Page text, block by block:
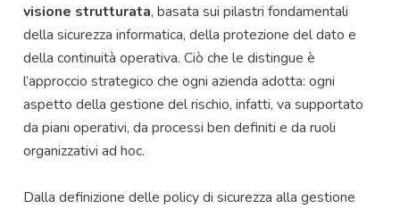
visione strutturata, basata sui pilastri fondamentali
della sicurezza informatica, della protezione del dato e
della continuità operativa. Ciò che le distingue è
l’approccio strategico che ogni azienda adotta: ogni
aspetto della gestione del rischio, infatti, va supportato
da piani operativi, da processi ben definiti e da ruoli
organizzativi ad hoc.
Dalla definizione delle policy di sicurezza alla gestione